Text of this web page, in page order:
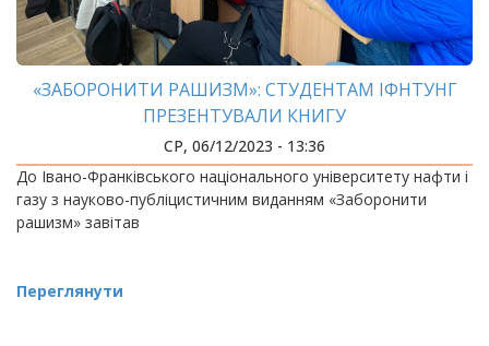
«ЗАБОРОНИТИ РАШИЗМ»: СТУДЕНТАМ ІФНТУНГ
ПРЕЗЕНТУВАЛИ КНИГУ
СР, 06/12/2023 - 13:36
До Івано-Франківського національного університету нафти і
газу з науково-публіцистичним виданням «Заборонити
рашизм» завітав
Переглянути